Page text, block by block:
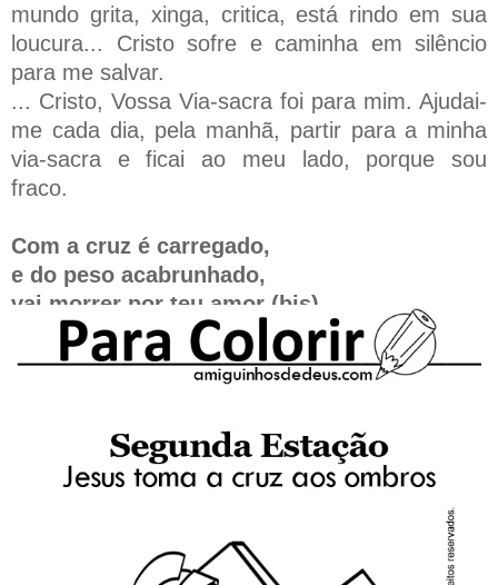
mundo grita, xinga, critica, está rindo em sua
loucura... Cristo sofre e caminha em silêncio
para me salvar.
... Cristo, Vossa Via-sacra foi para mim. Ajudai-
me cada dia, pela manhã, partir para a minha
via-sacra e ficai ao meu lado, porque sou
fraco.
Com a cruz é carregado,
e do peso acabrunhado,
vai morrer por teu amor (bis).